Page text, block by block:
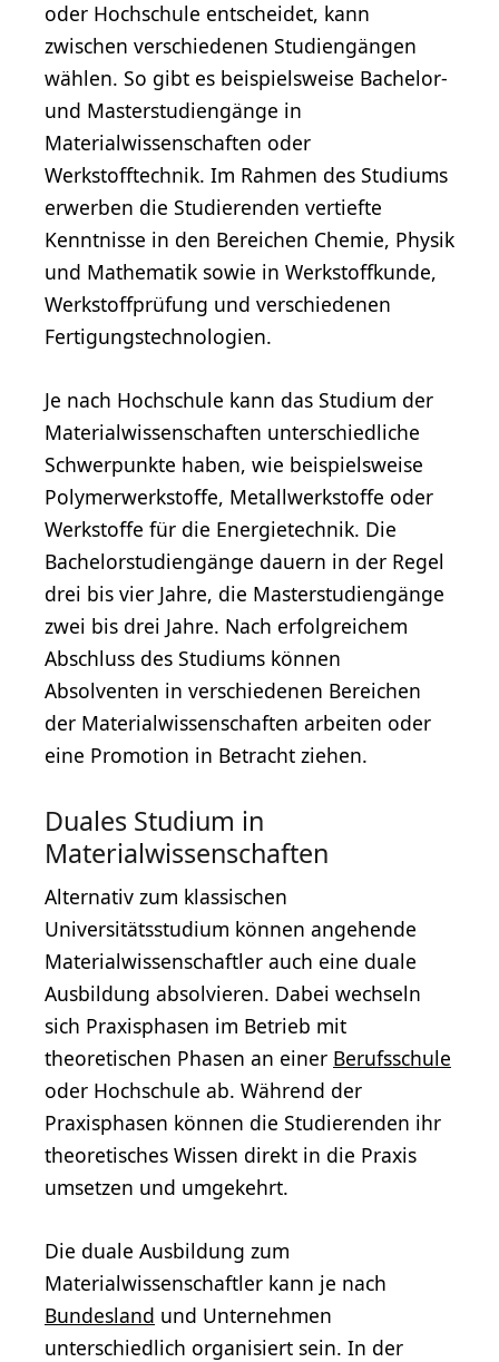
oder Hochschule entscheidet, kann
zwischen verschiedenen Studiengängen
wählen. So gibt es beispielsweise Bachelor-
und Masterstudiengänge in
Materialwissenschaften oder
Werkstofftechnik. Im Rahmen des Studiums
erwerben die Studierenden vertiefte
Kenntnisse in den Bereichen Chemie, Physik
und Mathematik sowie in Werkstoffkunde,
Werkstoffprüfung und verschiedenen
Fertigungstechnologien.
Je nach Hochschule kann das Studium der
Materialwissenschaften unterschiedliche
Schwerpunkte haben, wie beispielsweise
Polymerwerkstoffe, Metallwerkstoffe oder
Werkstoffe für die Energietechnik. Die
Bachelorstudiengänge dauern in der Regel
drei bis vier Jahre, die Masterstudiengänge
zwei bis drei Jahre. Nach erfolgreichem
Abschluss des Studiums können
Absolventen in verschiedenen Bereichen
der Materialwissenschaften arbeiten oder
eine Promotion in Betracht ziehen.
Duales Studium in
Materialwissenschaften
Alternativ zum klassischen
Universitätsstudium können angehende
Materialwissenschaftler auch eine duale
Ausbildung absolvieren. Dabei wechseln
sich Praxisphasen im Betrieb mit
theoretischen Phasen an einer Berufsschule
oder Hochschule ab. Während der
Praxisphasen können die Studierenden ihr
theoretisches Wissen direkt in die Praxis
umsetzen und umgekehrt.
Die duale Ausbildung zum
Materialwissenschaftler kann je nach
Bundesland und Unternehmen
unterschiedlich organisiert sein. In der